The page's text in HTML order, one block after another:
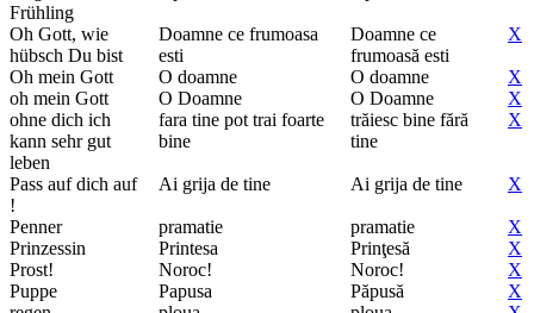
Frühling
Oh Gott, wie
hübsch Du bist
Doamne ce frumoasa
esti
Doamne ce
frumoasă esti
X
Oh mein Gott O doamne O doamne
X
oh mein Gott
O Doamne O Doamne
X
ohne dich ich
kann sehr gut
leben
fara tine pot trai foarte
bine
trăiesc bine fără
tine
X
Pass auf dich auf
!
Ai grija de tine Ai grija de tine X
Penner pramatie pramatie
X
Prinzessin
Printesa Prinţesă
X
Prost!
Noroc! Noroc!
X
Puppe
Papusa Păpusă
X